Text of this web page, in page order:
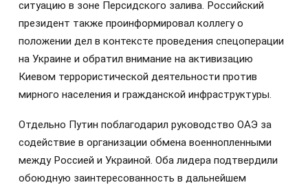
ситуацию в зоне Персидского залива. Российский
президент также проинформировал коллегу о
положении дел в контексте проведения спецоперации
на Украине и обратил внимание на активизацию
Киевом террористической деятельности против
мирного населения и гражданской инфраструктуры.
Отдельно Путин поблагодарил руководство ОАЭ за
содействие в организации обмена военнопленными
между Россией и Украиной. Оба лидера подтвердили
обоюдную заинтересованность в дальнейшем